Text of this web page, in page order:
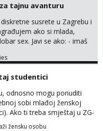
tajnu avanturu
susrete u Zagrebu i
ako si mlada,
sex. Javi se ako: - imaš
ljubiš - si fleksibilna s
danom (vikendi i noći su za
o zdravlju i koristiš
se: - debele - frajeri i
studentici
odnosno mogu ponuditi
sobi mlađoj ženskoj
Ako ti treba smještaj u ZG-
sobu i tako malo uštedjeti,
žensku osobu